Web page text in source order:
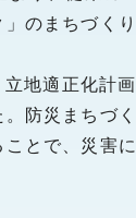
のまちづくり
地適正化計画
防災まちづく
とで、災害に